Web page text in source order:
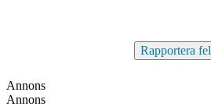
Rapportera fel
Annons
Annons